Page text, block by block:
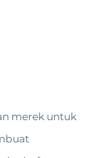
merek untuk